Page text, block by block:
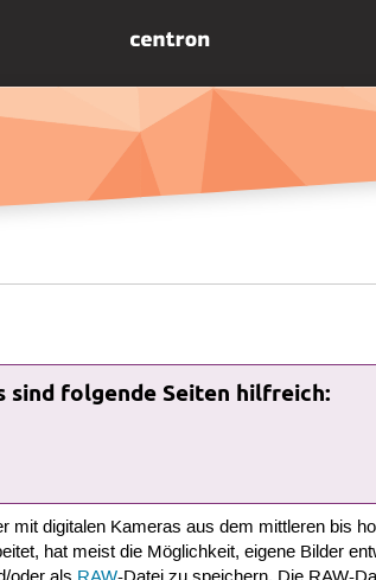
sind folgende Seiten hilfreich:
mit digitalen Kameras aus dem mittleren bis
hat meist die Möglichkeit, eigene Bilder